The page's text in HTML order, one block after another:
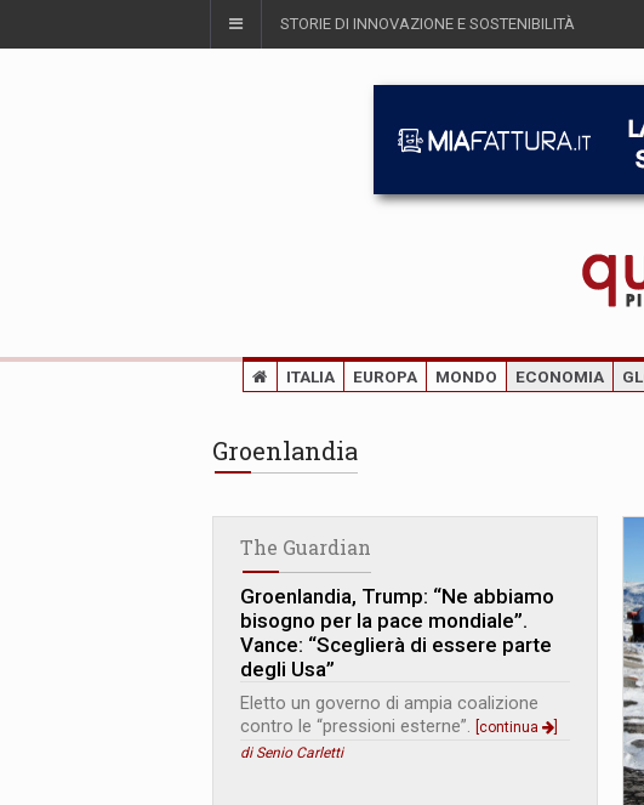
STORIE DI INNOVAZIONE E SOSTENIBILITÀ
ITALIA EUROPA MONDO ECONOMIA
Groenlandia
The Guardian
Groenlandia, Trump: “Ne abbiamo
bisogno per la pace mondiale”.
Vance: “Sceglierà di essere parte
degli Usa”
Eletto un governo di ampia coalizione
contro le “pressioni esterne”. [continua
di Senio Carletti